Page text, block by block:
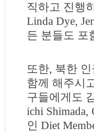
직하고 진행
Linda Dye,
든 분들도 포
또한, 북한
함께 해주시
구들에게도
ichi
인 Diet